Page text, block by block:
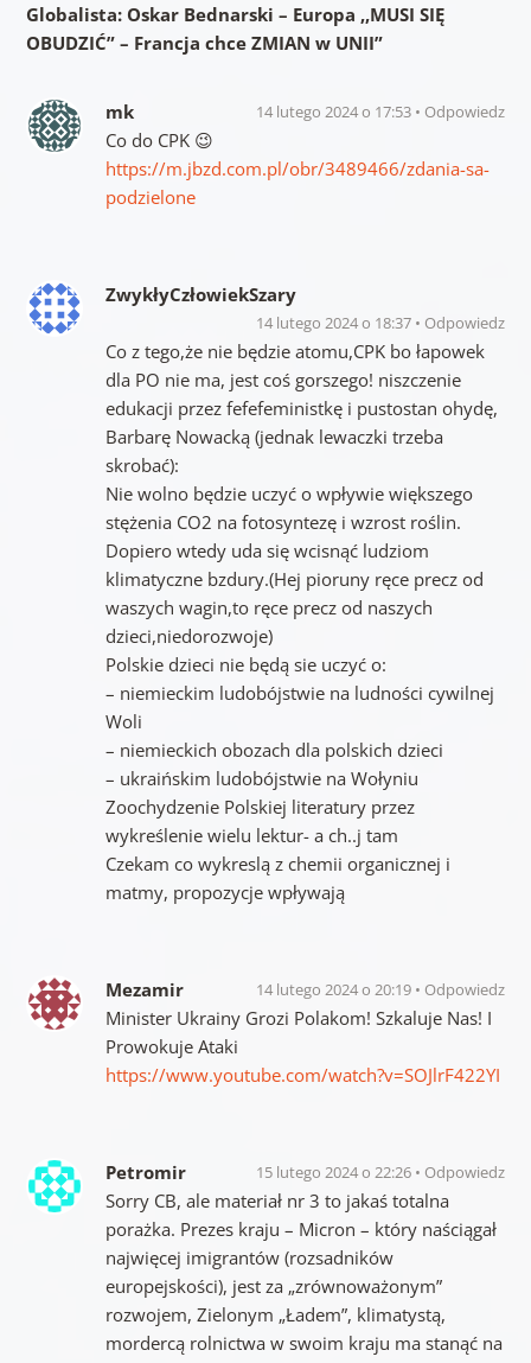
Globalista: Oskar Bednarski – Europa ,,MUSI SIĘ
OBUDZIĆ” – Francja chce ZMIAN w UNII”
mk 14 lutego 2024 o 17:53 Odpowiedz
Co do CPK 😉
https://m.jbzd.com.pl/obr/3489466/zdania-sa-
podzielone
ZwykłyCzłowiekSzary
14 lutego 2024 o 18:37 Odpowiedz
Co z tego,że nie będzie atomu,CPK bo łapowek
dla PO nie ma, jest coś gorszego! niszczenie
edukacji przez fefefeministkę i pustostan ohydę,
Barbarę Nowacką (jednak lewaczki trzeba
skrobać):
Nie wolno będzie uczyć o wpływie większego
stężenia CO2 na fotosyntezę i wzrost roślin.
Dopiero wtedy uda się wcisnąć ludziom
klimatyczne bzdury.(Hej pioruny ręce precz od
waszych wagin,to ręce precz od naszych
dzieci,niedorozwoje)
Polskie dzieci nie będą sie uczyć o:
– niemieckim ludobójstwie na ludności cywilnej
Woli
– niemieckich obozach dla polskich dzieci
– ukraińskim ludobójstwie na Wołyniu
Zoochydzenie Polskiej literatury przez
wykreślenie wielu lektur- a ch..j tam
Czekam co wykreslą z chemii organicznej i
matmy, propozycje wpływają
Mezamir 14 lutego 2024 o 20:19 Odpowiedz
Minister Ukrainy Grozi Polakom! Szkaluje Nas! I
Prowokuje Ataki
https://www.youtube.com/watch?v=SOJlrF422YI
Petromir 15 lutego 2024 o 22:26 Odpowiedz
Sorry CB, ale materiał nr 3 to jakaś totalna
porażka. Prezes kraju – Micron – który naściągał
najwięcej imigrantów (rozsadników
europejskości), jest za „zrównoważonym”
rozwojem, Zielonym „Ładem”, klimatystą,
mordercą rolnictwa w swoim kraju ma stanąć na